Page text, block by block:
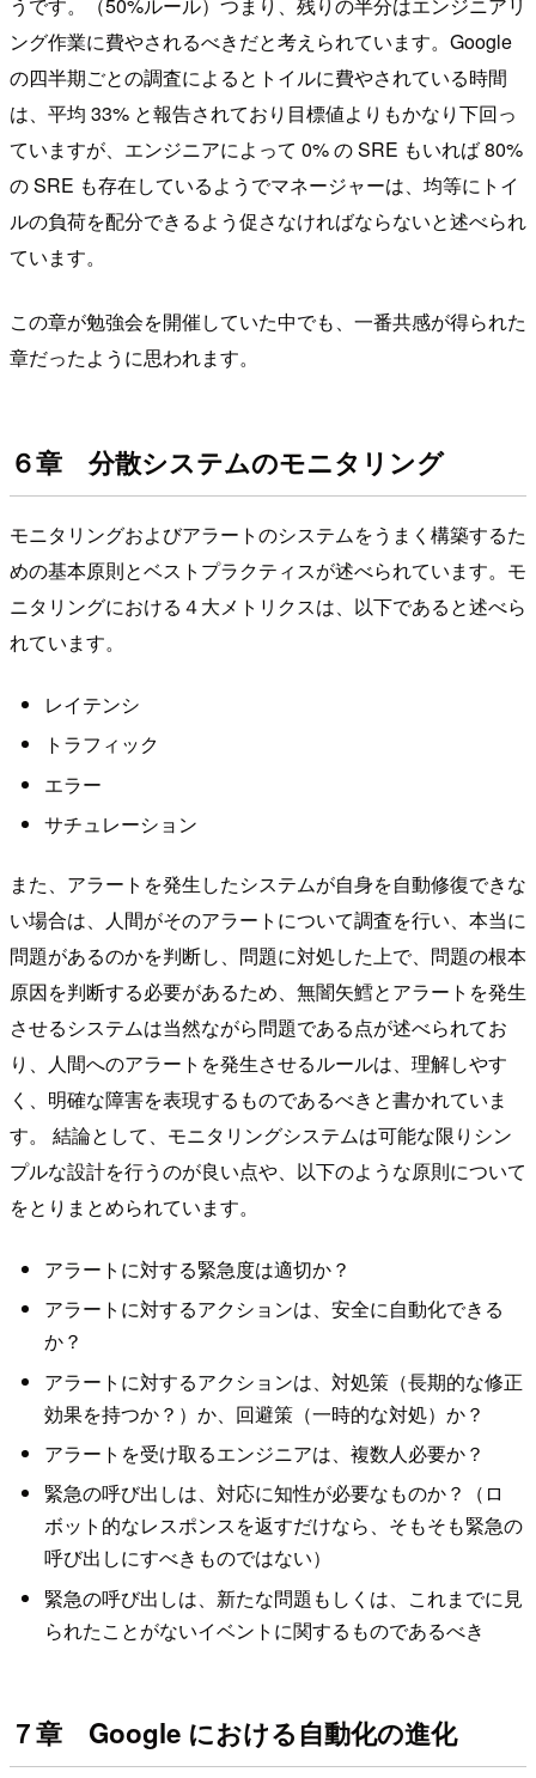
ング作業に費やされるべきだと考えられています。Google
の四半期ごとの調査によるとトイルに費やされている時間
は、平均 33% と報告されており目標値よりもかなり下回っ
ていますが、エンジニアによって 0% の SRE もいれば 80%
の SRE も存在しているようでマネージャーは、均等にトイ
ルの負荷を配分できるよう促さなければならないと述べられ
ています。
この章が勉強会を開催していた中でも、一番共感が得られた
章だったように思われます。
６章 分散システムのモニタリング
モニタリングおよびアラートのシステムをうまく構築するた
めの基本原則とベストプラクティスが述べられています。モ
ニタリングにおける４大メトリクスは、以下であると述べら
れています。
レイテンシ
トラフィック
エラー
サチュレーション
また、アラートを発生したシステムが自身を自動修復できな
い場合は、人間がそのアラートについて調査を行い、本当に
問題があるのかを判断し、問題に対処した上で、問題の根本
原因を判断する必要があるため、無闇矢鱈とアラートを発生
させるシステムは当然ながら問題である点が述べられてお
り、人間へのアラートを発生させるルールは、理解しやす
く、明確な障害を表現するものであるべきと書かれていま
す。 結論として、モニタリングシステムは可能な限りシン
プルな設計を行うのが良い点や、以下のような原則について
をとりまとめられています。
アラートに対する緊急度は適切か？
アラートに対するアクションは、安全に自動化できる
か？
アラートに対するアクションは、対処策（長期的な修正
効果を持つか？）か、回避策（一時的な対処）か？
アラートを受け取るエンジニアは、複数人必要か？
緊急の呼び出しは、対応に知性が必要なものか？（ロ
ボット的なレスポンスを返すだけなら、そもそも緊急の
呼び出しにすべきものではない）
緊急の呼び出しは、新たな問題もしくは、これまでに見
られたことがないイベントに関するものであるべき
７章 Google における自動化の進化